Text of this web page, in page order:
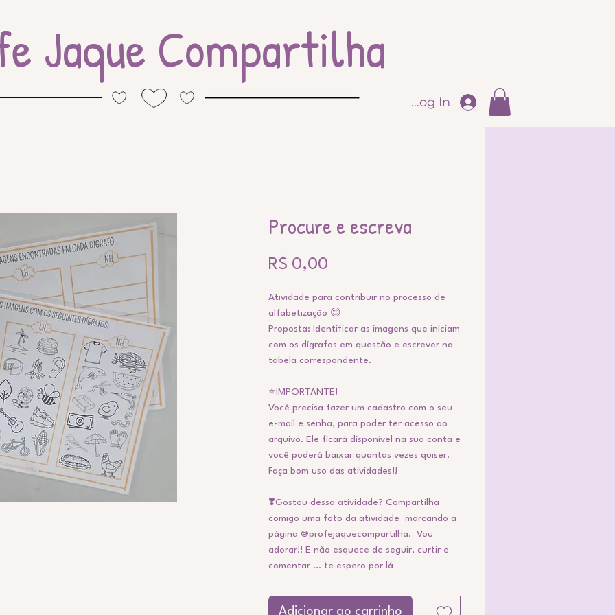
Jaque Compartilha
Log In
Procure e escreva
R$ 0,00Preço
Atividade para contribuir no processo de
alfabetização 😊
Proposta: Identificar as imagens que iniciam
com os dígrafos em questão e escrever na
tabela correspondente.
⭐IMPORTANTE!
Você precisa fazer um cadastro com o seu
e-mail e senha, para poder ter acesso ao
arquivo. Ele ficará disponível na sua conta e
você poderá baixar quantas vezes quiser.
Faça bom uso das atividades!!
❣️Gostou dessa atividade? Compartilha
comigo uma foto da atividade marcando a
página @profejaquecompartilha. Vou
adorar!! E não esquece de seguir, curtir e
comentar ... te espero por lá
Adicionar ao carrinho